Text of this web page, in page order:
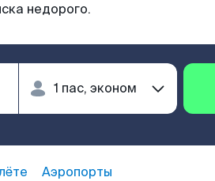
недорого.
Аэропорты